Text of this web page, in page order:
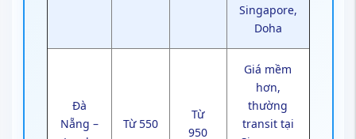
Singapore,
Doha
Đà
Nẵng –
Từ 550
Từ
950
Giá mềm
hơn,
thường
transit tại